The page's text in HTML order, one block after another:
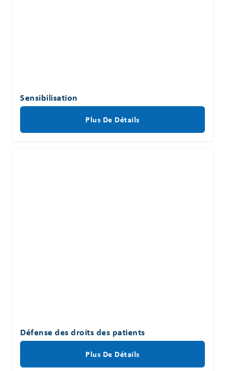
Sensibilisation
Plus De Détails
Défense des droits des patients
Plus De Détails